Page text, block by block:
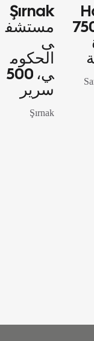
750
المقاولات
العامة
Şırnak
مستشف
ى
الحكوم
ي، 500
سرير
Şırnak